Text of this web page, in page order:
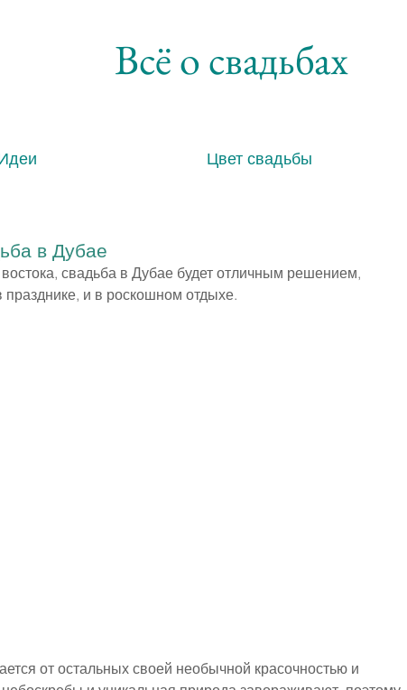
Всё о свадьбах
Цвет свадьбы
в Дубае
свадьба в Дубае будет отличным решением,
празднике, и в роскошном отдыхе.
от остальных своей необычной красочностью и